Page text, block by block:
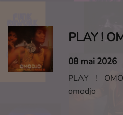
08 mai 2026
PLAY !
omodjo